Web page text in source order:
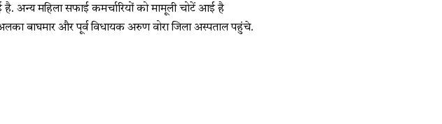
है. अन्य महिला सफाई कमर्चारियों को मामूली चोटें आई है
बाघमार और पूर्व विधायक अरुण वोरा जिला अस्पताल पहुंचे.